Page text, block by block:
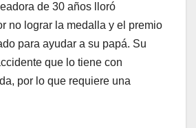
de 30 años lloró
no lograr la medalla y el premio
para ayudar a su papá. Su
que lo tiene con
por lo que requiere una